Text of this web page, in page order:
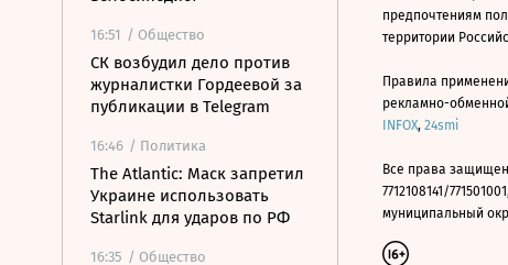
16:51 / Общество
СК возбудил дело против
журналистки Гордеевой за
публикации в Telegram
16:46 / Политика
The Atlantic: Маск запретил
Украине использовать
Starlink для ударов по РФ
16:35 / Общество
предпочтениям
территории
Правила
рекламно-
INFOX, 24smi
Все права
7712108141/
муниципальный